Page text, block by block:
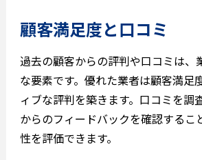
顧客満足度と口コミ
過去の顧客からの評判や口コミは、
な要素です。優れた業者は顧客満足
ィブな評判を築きます。口コミを調
からのフィードバックを確認するこ
性を評価できます。